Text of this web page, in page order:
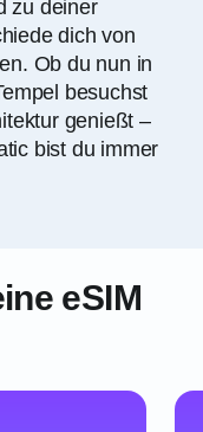
zu deiner
dich von
Ob du nun in
besuchst
genießt –
bist du immer
eSIM